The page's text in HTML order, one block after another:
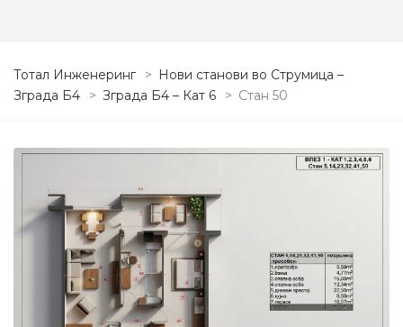
Тотал Инженеринг > Нови станови во Струмица –
Зграда Б4
> Зграда Б4 – Кат 6 > Стан 50